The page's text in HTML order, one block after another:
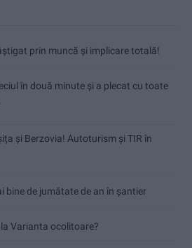
prin muncă și implicare totală!
în două minute și a plecat cu toate
și Berzovia! Autoturism și TIR în
bine de jumătate de an în șantier
Varianta ocolitoare?